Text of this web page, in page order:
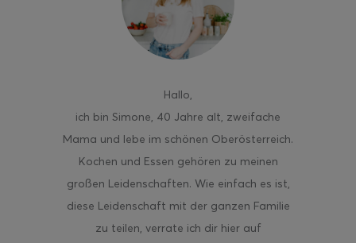
Hallo,
ich bin Simone, 40 Jahre alt, zweifache
Mama und lebe im schönen Oberösterreich.
Kochen und Essen gehören zu meinen
großen Leidenschaften. Wie einfach es ist,
diese Leidenschaft mit der ganzen Familie
zu teilen, verrate ich dir hier auf